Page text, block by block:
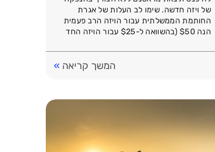
של ויזה חדשה. שימו לב העלות של אגרת
החותמת הממשלתית עבור הויזה הרב פעמית
הנה $50 (בהשוואה ל-$25 עבור הויזה החד
המשך קריאה »